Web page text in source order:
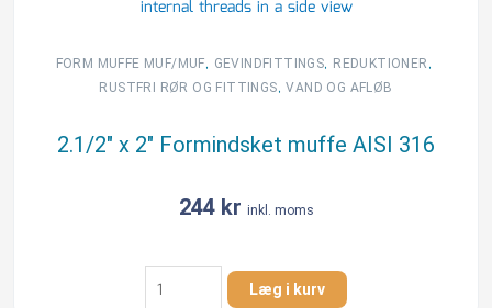
FORM MUFFE MUF/MUF, GEVINDFITTINGS, REDUKTIONER ,
RUSTFRI RØR OG FITTINGS,VAND OG AFLØB
2.1/2″ x 2″ Formindsket muffe AISI 316
244 kr inkl. moms
2.1/2"
Læg i kurv